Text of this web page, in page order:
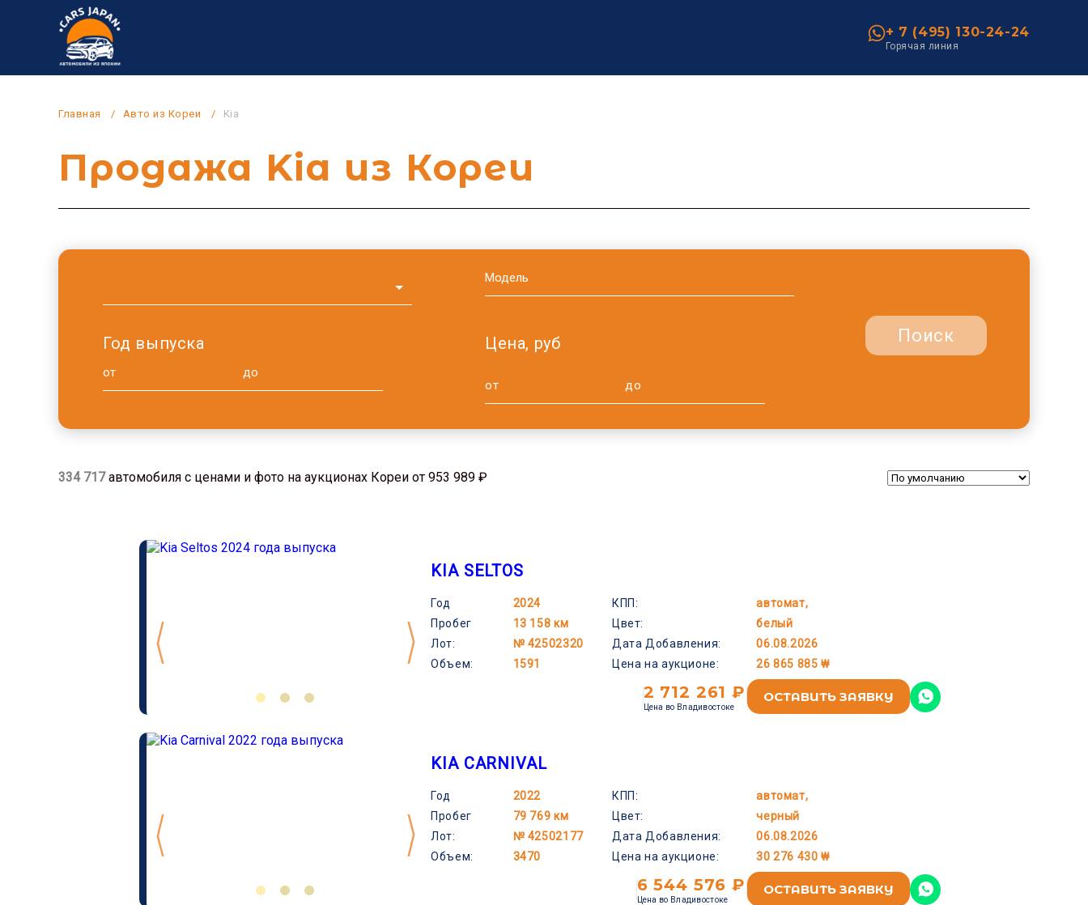
+ 7 (495) 130-24-24
Горячая линия
Главная Авто из Кореи Kia
Продажа Kia из Кореи
Год выпуска Цена, руб Поиск
334 717автомобиля с ценами и фото на аукционах Кореи от 953 989 ₽
KIA SELTOS
Год
2024
Пробег
13 158 км
Лот:
№ 42502320
Объем:
1591
КПП:
автомат,
Цвет:
белый
Дата Добавления:
06.08.2026
Цена на аукционе:
26 865 885 ₩
KIA
2 712 261 ₽
Цена во Владивостоке
ОСТАВИТЬ ЗАЯВКУ
KIA CARNIVAL
Год
2022
Пробег
79 769 км
Лот:
№ 42502177
Объем:
3470
КПП:
автомат,
Цвет:
черный
Дата Добавления:
06.08.2026
Цена на аукционе:
30 276 430 ₩
KIA
6 544 576 ₽
Цена во Владивостоке
ОСТАВИТЬ ЗАЯВКУ